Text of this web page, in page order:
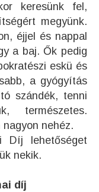
keresünk fel,
megyünk.
éjjel és nappal
a baj. Ők pedig
eskü és
a gyógyítás
szándék, tenni
természetes.
nehéz.
Díj lehetőséget
nekik.
díj